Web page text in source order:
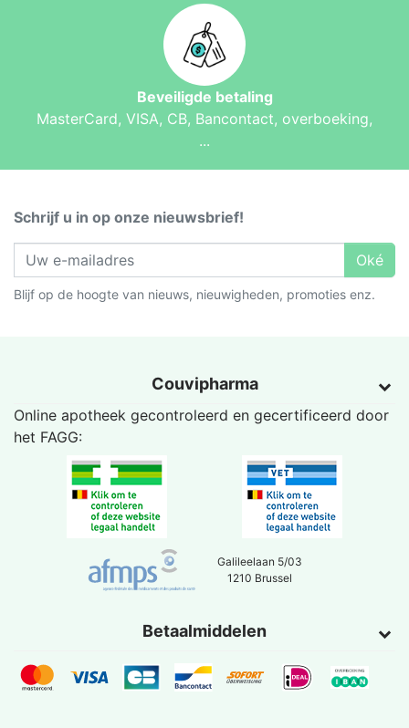
Beveiligde betaling
MasterCard, VISA, CB, Bancontact, overboeking,
...
Schrijf u in op onze nieuwsbrief!
Oké
Blijf op de hoogte van nieuws, nieuwigheden, promoties enz.
Couvipharma
Online apotheek gecontroleerd en gecertificeerd door
het FAGG:
Galileelaan 5/03
1210 Brussel
Betaalmiddelen